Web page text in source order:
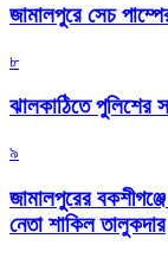
জামালপুরে সেচ
৮
‎ঝালকাঠিতে পুলিশের
৯
জামালপুরের
নেতা শাকিল তালুকদার